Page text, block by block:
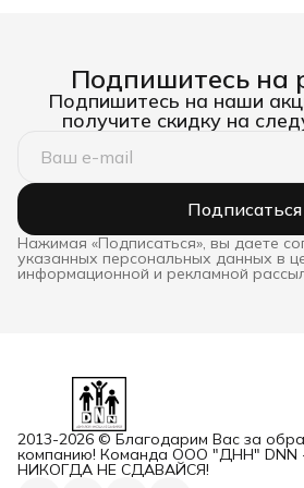
Подпишитесь на
Подпишитесь на наши
получите скидку на
Подписаться
Нажимая «Подписаться», вы даете
указанных персональных данных в
информационной и рекламной
2013-2026 © Благодарим Вас за
компанию! Команда ООО "ДНН" DNN
НИКОГДА НЕ СДАВАЙСЯ!